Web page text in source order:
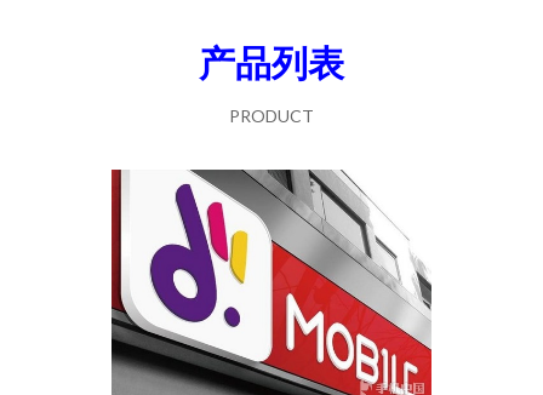
产品列表
PRODUCT